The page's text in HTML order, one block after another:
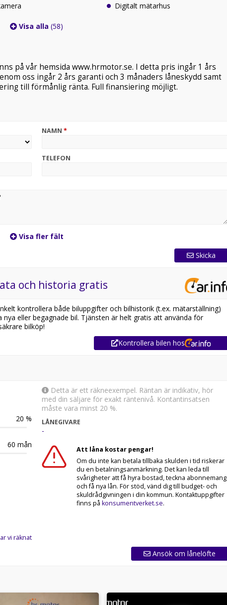
Digitalt mätarhus
Visa alla(58)
på vår hemsida www.hrmotor.se. I detta pris ingår 1 års
oss ingår 2 års garanti och 3 månaders låneskydd samt
till förmånlig ränta. Full finansiering möjligt.
NAMN *
TELEFON
Visa fler fält
Skicka
och historia gratis
kontrollera både biluppgifter och bilhistorik (t.ex. mätarställning)
eller begagnade bil. Tjänsten är helt gratis att använda för
bilköp!
Kontrollera bilen hos
20 %
60 mån
vi räknat
Detta är ett räkneexempel. Räntan är indikativ, hör
med din säljare för exakt räntenivå. Kontantinsatsen
måste vara minst 20 %.
LÅNEGIVARE
-
Att låna kostar pengar!
Om du inte kan betala tillbaka skulden i tid riskerar
du en betalningsanmärkning. Det kan leda till
svårigheter att få hyra bostad, teckna abonnemang
och få nya lån. För stöd, vänd dig till budget- och
skuldrådgivningen i din kommun. Kontaktuppgifter
finns på konsumentverket.se.
Ansök om lånelöfte